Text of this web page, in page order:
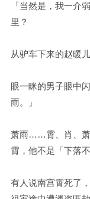
「当然是，我一
里？
从驴车下来的赵暖
眼一眯的男子眼中
雨。」
萧雨……霄、肖、萧
霄，他不是「下落
有人说南宫霄死了